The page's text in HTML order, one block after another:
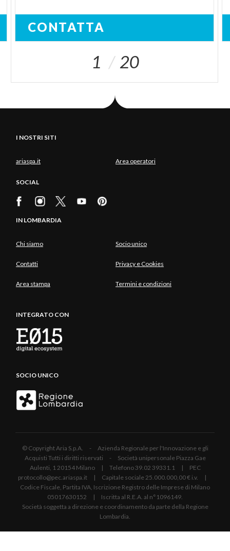
CONTATTA
1 20
I NOSTRI SITI
ariaspa.it Area operatori
SOCIAL
IN LOMBARDIA
Chi siamo Socio unico
Contatti Privacy e Cookies
Area stampa Termini e condizioni
INTEGRATO CON
SOCIO UNICO
© Copyright Aria S.p.A. - Azienda Regionale per l'Innovazione e gli
Acquisti Tutti i diritti riservati - Società unipersonale Piazza Gae
Aulenti, 1 20154 Milano | Telefono 39.02 39331.1 | PEC
protocollo@pec.ariaspa.it | Capitale sociale 25.000.000,00 € i.v. |
Codice Fiscale, Partita IVA, Iscrizione Registro delle Imprese di Milano
05017630152 | Iscritta al R.E.A. al n°1096149.
Società soggetta a direzione e coordinamento da parte della Regione
Lombardia.